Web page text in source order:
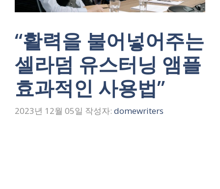
“활력을 불어넣어주는
셀라덤 유스터닝 앰플
효과적인 사용법”
2023년 12월 05일 작성자: domewriters